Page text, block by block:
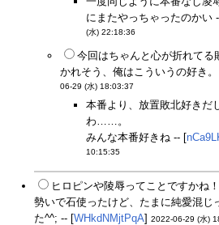
にまたやっちゃったのかい
(水) 22:18:36
今回はちゃんと心が折れてる
かれそう、俺はこういうの好き
06-29 (水) 18:03:37
本番より、放置敗北好きだ
わ……。
みんな本番好きね -- [
10:15:35
ヒロピンや陵辱ってことですかね
勢いで石使ったけど、たまに純愛混じ
た^^; -- [WHkdNMjtPqA] 2022-06-29 (水)